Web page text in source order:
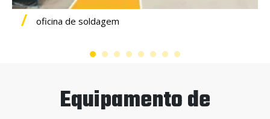
oficina de soldagem
Equipamento de